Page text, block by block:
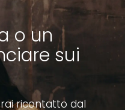
o un
sui
ricontatto dal